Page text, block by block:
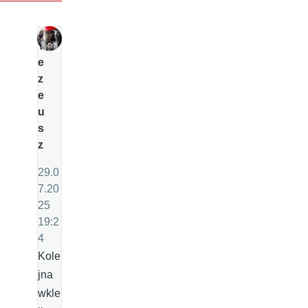
T
e
z
e
u
s
z
29.0
7.20
25
19:2
4
Kole
jna
wkle